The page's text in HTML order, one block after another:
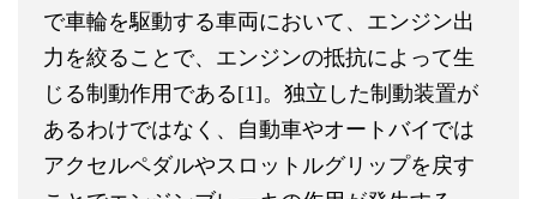
で車輪を駆動する車両において、エンジン出
力を絞ることで、エンジンの抵抗によって生
じる制動作用である[1]。独立した制動装置が
あるわけではなく、自動車やオートバイでは
アクセルペダルやスロットルグリップを戻す